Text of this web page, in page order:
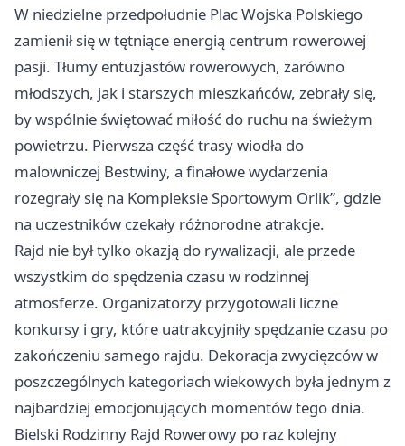
W niedzielne przedpołudnie Plac Wojska Polskiego
zamienił się w tętniące energią centrum rowerowej
pasji. Tłumy entuzjastów rowerowych, zarówno
młodszych, jak i starszych mieszkańców, zebrały się,
by wspólnie świętować miłość do ruchu na świeżym
powietrzu. Pierwsza część trasy wiodła do
malowniczej Bestwiny, a finałowe wydarzenia
rozegrały się na Kompleksie Sportowym Orlik”, gdzie
na uczestników czekały różnorodne atrakcje.
Rajd nie był tylko okazją do rywalizacji, ale przede
wszystkim do spędzenia czasu w rodzinnej
atmosferze. Organizatorzy przygotowali liczne
konkursy i gry, które uatrakcyjniły spędzanie czasu po
zakończeniu samego rajdu. Dekoracja zwycięzców w
poszczególnych kategoriach wiekowych była jednym z
najbardziej emocjonujących momentów tego dnia.
Bielski Rodzinny Rajd Rowerowy po raz kolejny